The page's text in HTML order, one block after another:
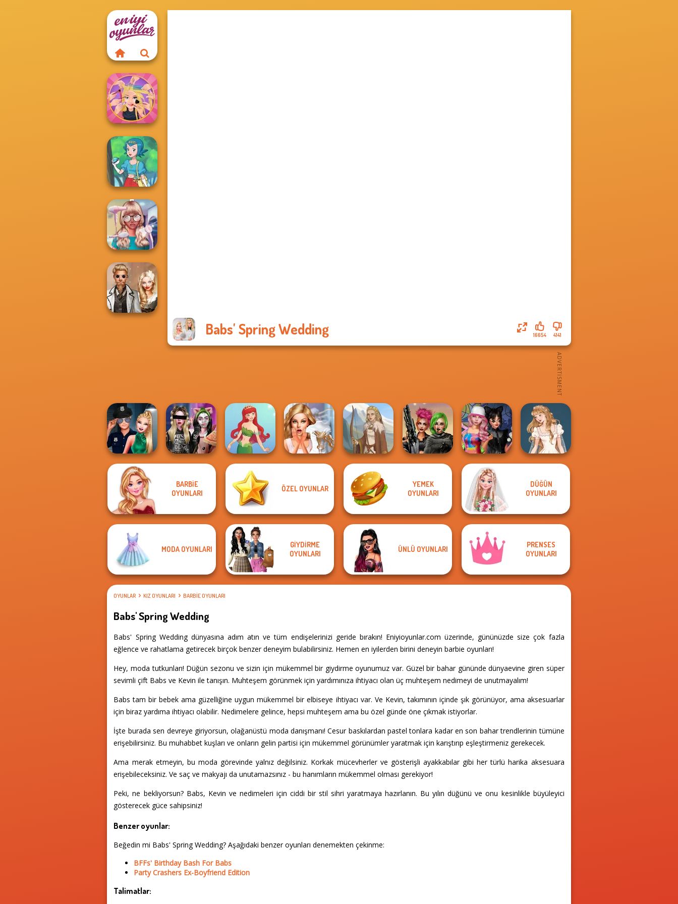
Babs' Spring Wedding 4141
16654
Extreme
Makeover
Pokegirl
Nerd To Popular
Makeover Mania
Style Police
Officer
Billie's Weekly
Planner
Cute Mermaid
Bridezilla: Prank
Viking Woman
Cyberpunk
Shieldmaidens
Spin The Bottle
Style Exchange...
Wedding Dress
Design 2
BARBIE
OYUNLARI
ÖZEL OYUNLAR
YEMEK
OYUNLARI
DÜĞÜN
OYUNLARI
MODA OYUNLARI
GIYDIRME
OYUNLARI
ÜNLÜ OYUNLARI
PRENSES
OYUNLARI
OYUNLAR KIZ OYUNLARI BARBIE OYUNLARI
Babs' Spring Wedding
Babs' Spring Wedding dünyasına adım atın ve tüm endişelerinizi geride bırakın! Eniyioyunlar.com üzerinde, gününüzde size çok fazla
eğlence ve rahatlama getirecek birçok benzer deneyim bulabilirsiniz. Hemen en iyilerden birini deneyin barbie oyunları!
Hey, moda tutkunları! Düğün sezonu ve sizin için mükemmel bir giydirme oyunumuz var. Güzel bir bahar gününde dünyaevine giren süper
sevimli çift Babs ve Kevin ile tanışın. Muhteşem görünmek için yardımınıza ihtiyacı olan üç muhteşem nedimeyi de unutmayalım!
Babs tam bir bebek ama güzelliğine uygun mükemmel bir elbiseye ihtiyacı var. Ve Kevin, takımının içinde şık görünüyor, ama aksesuarlar
için biraz yardıma ihtiyacı olabilir. Nedimelere gelince, hepsi muhteşem ama bu özel günde öne çıkmak istiyorlar.
İşte burada sen devreye giriyorsun, olağanüstü moda danışmanı! Cesur baskılardan pastel tonlara kadar en son bahar trendlerinin tümüne
erişebilirsiniz. Bu muhabbet kuşları ve onların gelin partisi için mükemmel görünümler yaratmak için karıştırıp eşleştirmeniz gerekecek.
Ama merak etmeyin, bu moda görevinde yalnız değilsiniz. Korkak mücevherler ve gösterişli ayakkabılar gibi her türlü harika aksesuara
erişebileceksiniz. Ve saç ve makyajı da unutamazsınız - bu hanımların mükemmel olması gerekiyor!
Peki, ne bekliyorsun? Babs, Kevin ve nedimeleri için ciddi bir stil sihri yaratmaya hazırlanın. Bu yılın düğünü ve onu kesinlikle büyüleyici
gösterecek güce sahipsiniz!
Benzer oyunlar:
Beğedin mi Babs' Spring Wedding? Aşağıdaki benzer oyunları denemekten çekinme:
BFFs' Birthday Bash For Babs
Party Crashers Ex-Boyfriend Edition
Talimatlar: